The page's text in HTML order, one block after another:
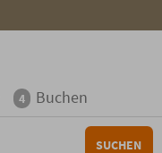
4 Buchen
SUCHEN